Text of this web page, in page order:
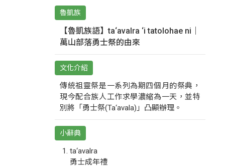
魯凱族
【魯凱族語】ta‘avalra ‘i tatolohae ni｜
萬山部落勇士祭的由來
文化介紹
傳統祖靈祭是一系列為期四個月的祭典，
現今配合族人工作求學濃縮為一天，並特
別將「勇士祭(Ta‘avala)」凸顯辦理。
小辭典
ta‘avalra
勇士成年禮